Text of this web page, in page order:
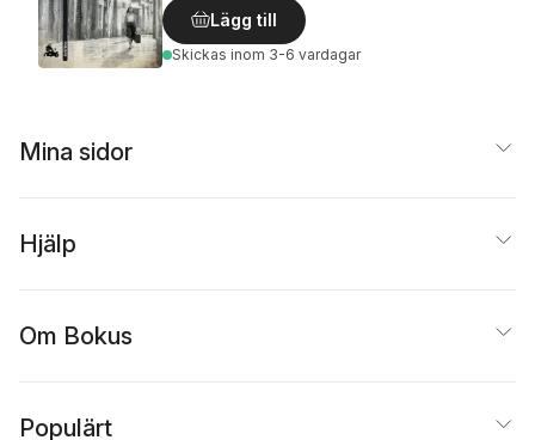
Lägg till
Skickas inom 3-6 vardagar
Mina sidor
Hjälp
Om Bokus
Populärt